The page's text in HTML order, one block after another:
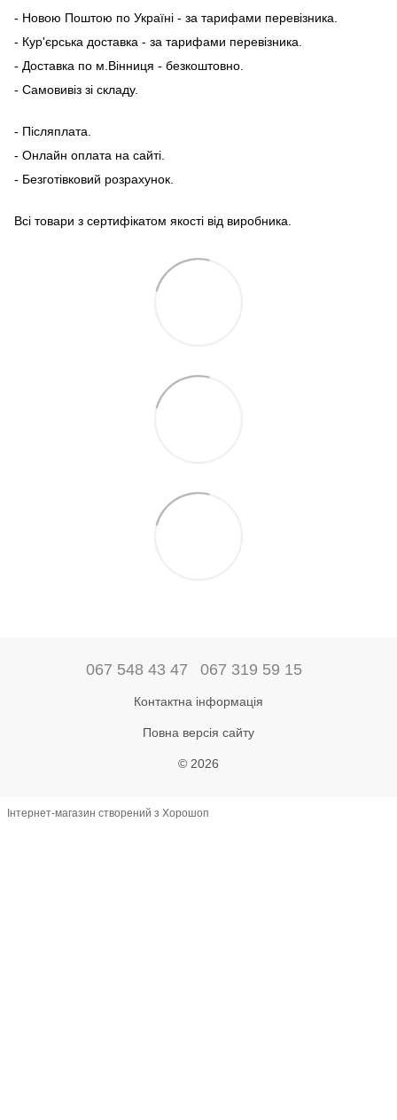
- Новою Поштою по Україні - за тарифами перевізника.
- Кур'єрська доставка - за тарифами перевізника.
- Доставка по м.Вінниця - безкоштовно.
- Самовивіз зі складу.
- Післяплата.
- Онлайн оплата на сайті.
- Безготівковий розрахунок.
Всі товари з сертифікатом якості від виробника.
067 548 43 47 067 319 59 15
Контактна інформація
Повна версія сайту
© 2026
Інтернет-магазин створений з Хорошоп